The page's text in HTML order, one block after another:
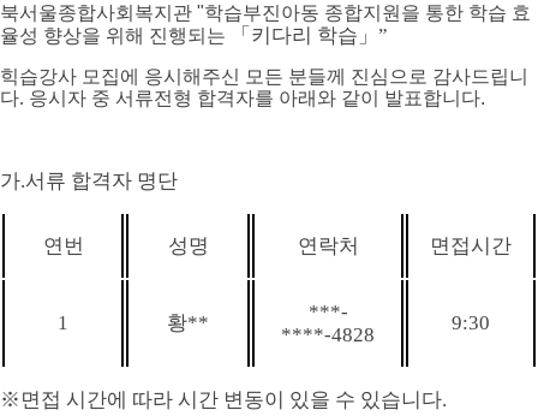
북서울종합사회복지관 "학습부진아동 종합지원을 통한 학습 효
율성 향상을 위해 진행되는
「 키다리 학습 」 ”
힉습강사 모집에 응시해주신 모든 분들께 진심으로 감사드립니
다. 응시자 중 서류전형 합격자를 아래와 같이 발표합니다.
가.서류 합격자 명단
연번 성명 연락처 면접시간
1 황**
***-
****-4828
9:30
※ 면접 시간에 따라 시간 변동이 있을 수 있습니다.